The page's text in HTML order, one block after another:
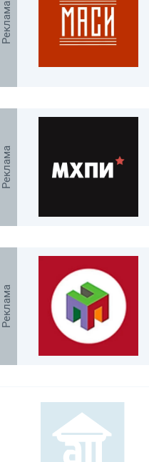
Реклама
Реклама
Реклама